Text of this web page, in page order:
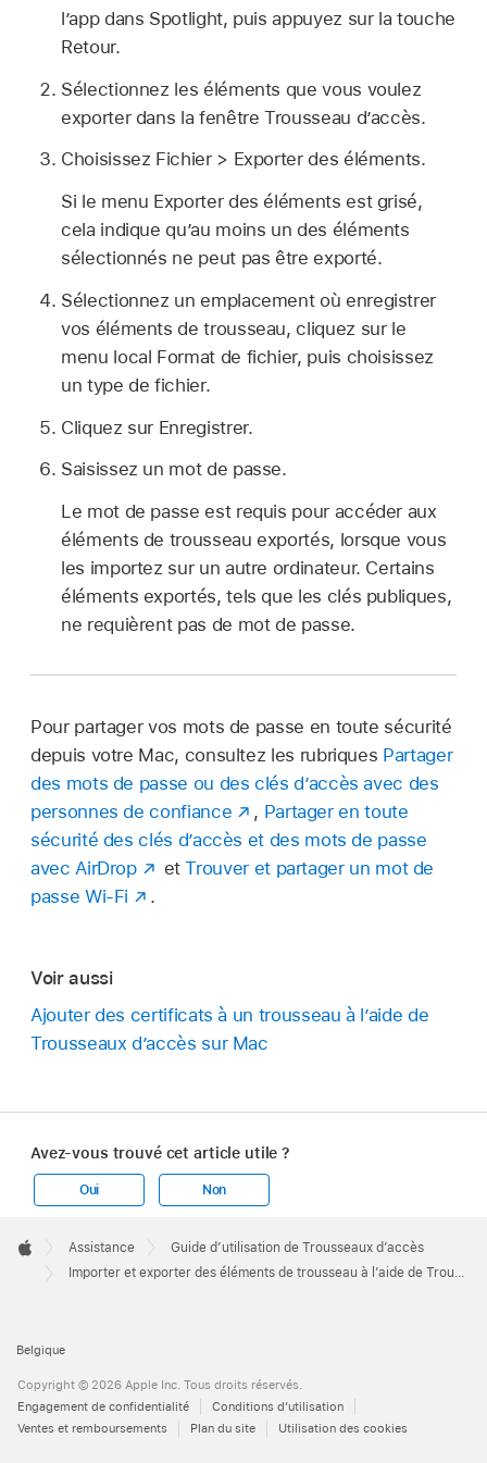
l’app dans Spotlight, puis appuyez sur la touche
Retour.
Sélectionnez les éléments que vous voulez
exporter dans la fenêtre Trousseau d’accès.
Choisissez Fichier > Exporter des éléments.
Si le menu Exporter des éléments est grisé,
cela indique qu’au moins un des éléments
sélectionnés ne peut pas être exporté.
Sélectionnez un emplacement où enregistrer
vos éléments de trousseau, cliquez sur le
menu local Format de fichier, puis choisissez
un type de fichier.
Cliquez sur Enregistrer.
Saisissez un mot de passe.
Le mot de passe est requis pour accéder aux
éléments de trousseau exportés, lorsque vous
les importez sur un autre ordinateur. Certains
éléments exportés, tels que les clés publiques,
ne requièrent pas de mot de passe.
Pour partager vos mots de passe en toute sécurité
depuis votre Mac, consultez les rubriques Partager
des mots de passe ou des clés d’accès avec des
personnes de confiance
, Partager en toute
sécurité des clés d’accès et des mots de passe
avec AirDrop
etTrouver et partager un mot de
passe Wi-Fi
.
Voir aussi
Ajouter des certificats à un trousseau à l’aide de
Trousseaux d’accès sur Mac
Avez-vous trouvé cet article utile ?
Oui Non
Footer

Apple
Assistance
Guide d’utilisation de Trousseaux d’accès
Importer et exporter des éléments de trousseau à l’aide de Trousseaux d’accès sur Mac
Belgique
Copyright © 2026 Apple Inc. Tous droits réservés.
Engagement de confidentialité
Conditions d’utilisation
Ventes et remboursements
Plan du site Utilisation des cookies